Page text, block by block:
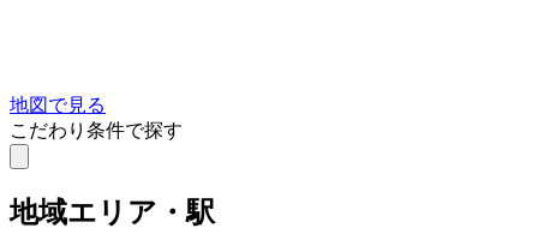
地図で見る
こだわり条件で探す
地域エリア・駅